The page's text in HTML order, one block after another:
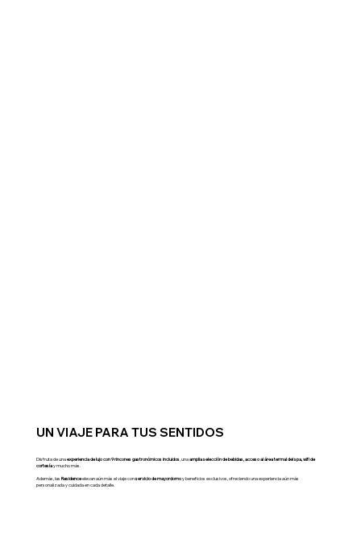
UN VIAJE PARA TUS SENTIDOS
Disfruta de unaexperiencia de lujo con 9 rincones gastronómicos incluidos , unaamplia selección de bebidas, acceso al área termal del spa, wifi de
cortesíay mucho más.
Además, las Residenceelevan aún más el viaje conservicio de mayordomoy beneficios exclusivos, ofreciendo una experiencia aún más
personalizada y cuidada en cada detalle.